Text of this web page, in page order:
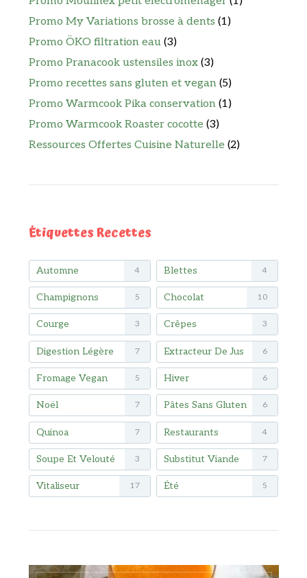
Promo My Variations brosse à dents (1)
Promo ÖKO filtration eau (3)
Promo Pranacook ustensiles inox (3)
Promo recettes sans gluten et vegan (5)
Promo Warmcook Pika conservation (1)
Promo Warmcook Roaster cocotte (3)
Ressources Offertes Cuisine Naturelle (2)
Étiquettes Recettes
Automne 4 Blettes 4
Champignons 5 Chocolat 10
Courge 3 Crêpes 3
Digestion Légère 7 Extracteur De Jus 6
Fromage Vegan 5 Hiver 6
Noël 7 Pâtes Sans Gluten 6
Quinoa 7 Restaurants 4
Soupe Et Velouté 3 Substitut Viande 7
Vitaliseur 17 Été 5